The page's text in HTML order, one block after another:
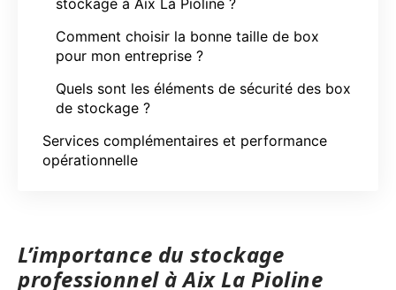
Comment choisir la bonne taille de box
pour mon entreprise ?
Quels sont les éléments de sécurité des box
de stockage ?
Services complémentaires et performance
opérationnelle
L’importance du stockage
professionnel à Aix La Pioline